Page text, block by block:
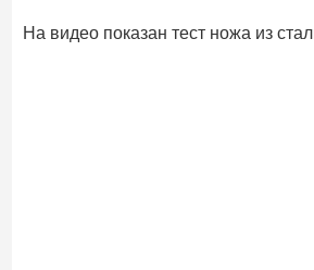
На видео показан тест ножа из